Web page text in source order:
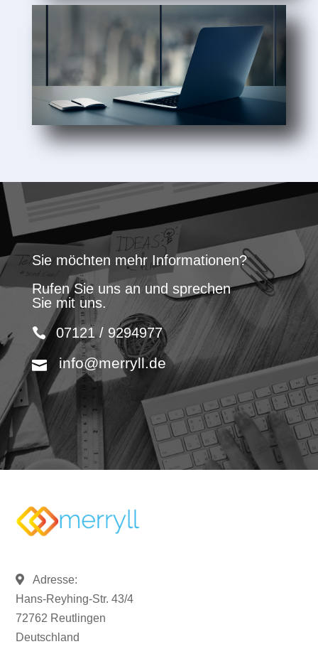
Sie möchten mehr Informationen?
Rufen Sie uns an und sprechen
Sie mit uns.
07121 / 9294977
info@merryll.de
Adresse:
Hans-Reyhing-Str. 43/4
72762 Reutlingen
Deutschland